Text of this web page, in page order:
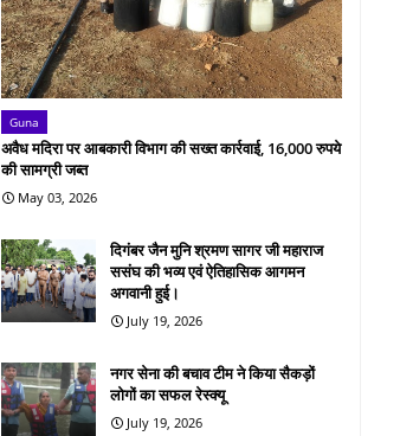
Guna
अवैध मदिरा पर आबकारी विभाग की सख्त कार्रवाई, 16,000 रुपये
की सामग्री जब्त
May 03, 2026
दिगंबर जैन मुनि श्रमण सागर जी महाराज
ससंघ की भव्य एवं ऐतिहासिक आगमन
अगवानी हुई।
July 19, 2026
नगर सेना की बचाव टीम ने किया सैकड़ों
लोगों का सफल रेस्क्यू
July 19, 2026